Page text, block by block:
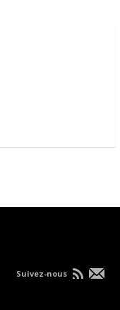
Suivez-nous